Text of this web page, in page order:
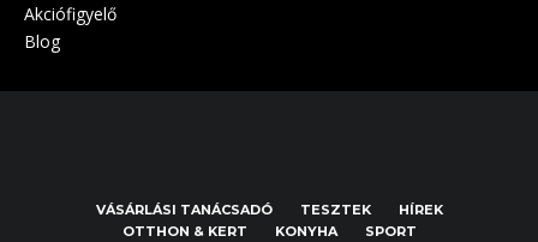
Akciófigyelő
Blog
VÁSÁRLÁSI TANÁCSADÓ TESZTEK
HÍREK
OTTHON & KERT
KONYHA
SPORT